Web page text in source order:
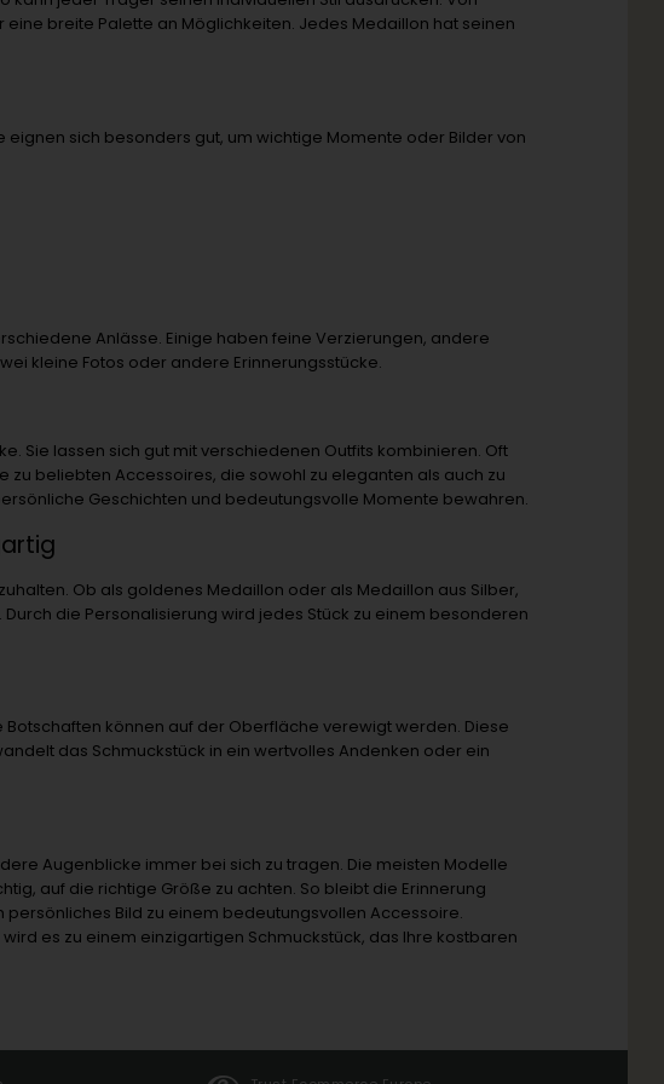
breite Palette an Möglichkeiten. Jedes Medaillon hat seinen
eignen sich besonders gut, um wichtige Momente oder Bilder von
Anlässe. Einige haben feine Verzierungen, andere
kleine Fotos oder andere Erinnerungsstücke.
Sie lassen sich gut mit verschiedenen Outfits kombinieren. Oft
zu beliebten Accessoires, die sowohl zu eleganten als auch zu
Geschichten und bedeutungsvolle Momente bewahren.
Ob als goldenes Medaillon oder als Medaillon aus Silber,
die Personalisierung wird jedes Stück zu einem besonderen
können auf der Oberfläche verewigt werden. Diese
das Schmuckstück in ein wertvolles Andenken oder ein
Augenblicke immer bei sich zu tragen. Die meisten Modelle
auf die richtige Größe zu achten. So bleibt die Erinnerung
Bild zu einem bedeutungsvollen Accessoire.
es zu einem einzigartigen Schmuckstück, das Ihre kostbaren